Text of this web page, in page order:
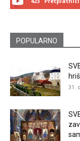
POPULARNO
31.